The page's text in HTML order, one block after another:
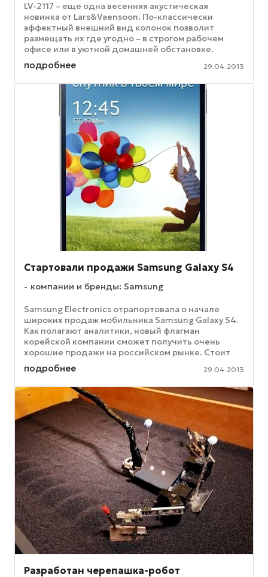
LV-2117 – еще одна весенняя акустическая
новинка от Lars&Vaensoon. По-классически
эффектный внешний вид колонок позволит
размещать их где угодно – в строгом рабочем
офисе или в уютной домашней обстановке.
Заявленная производителем мощность акустики
...
подробнее 29.04.2013
Стартовали продажи Samsung Galaxy S4
компании и бренды: Samsung
Samsung Electronics отрапортовала о начале
широких продаж мобильника Samsung Galaxy S4.
Как полагают аналитики, новый флагман
корейской компании сможет получить очень
хорошие продажи на российском рынке. Стоит
напомнить, что на вооружении у новинки ...
подробнее 29.04.2013
Разработан черепашка-робот